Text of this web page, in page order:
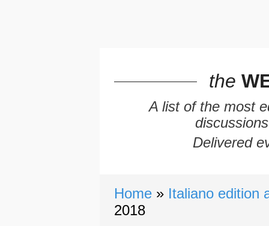
the
A list of the most
Delivered
Home
Italiano edition
2018